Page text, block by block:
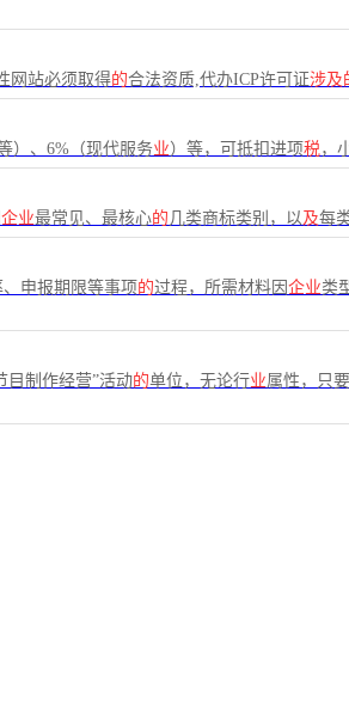
网站必须取得的合法资质,代办ICP许可证涉及
）、6%（现代服务业）等，可抵扣进项税，
企业最常见、最核心的 几类商标类别，以及每
、申报期限等事项的过程，所需材料因 企业类
目制作经营”活动的单位，无论行业属性，只要